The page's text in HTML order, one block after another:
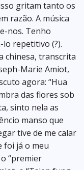
gritam tanto os
razão. A música
nos. Tenho
repetitivo (?).
chinesa, transcrita
Marie Amiot,
agora: “Hua
das flores sob
sinto nela as
manso que
tive de me calar
foi já o meu
“premier